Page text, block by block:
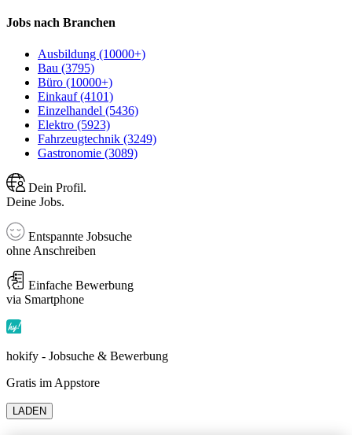
Jobs nach Branchen
Ausbildung (10000+)
Bau (3795)
Büro (10000+)
Einkauf (4101)
Einzelhandel (5436)
Elektro (5923)
Fahrzeugtechnik (3249)
Gastronomie (3089)
Dein Profil.
Deine Jobs.
Entspannte Jobsuche
ohne Anschreiben
Einfache Bewerbung
via Smartphone
hokify - Jobsuche & Bewerbung
Gratis im Appstore
LADEN